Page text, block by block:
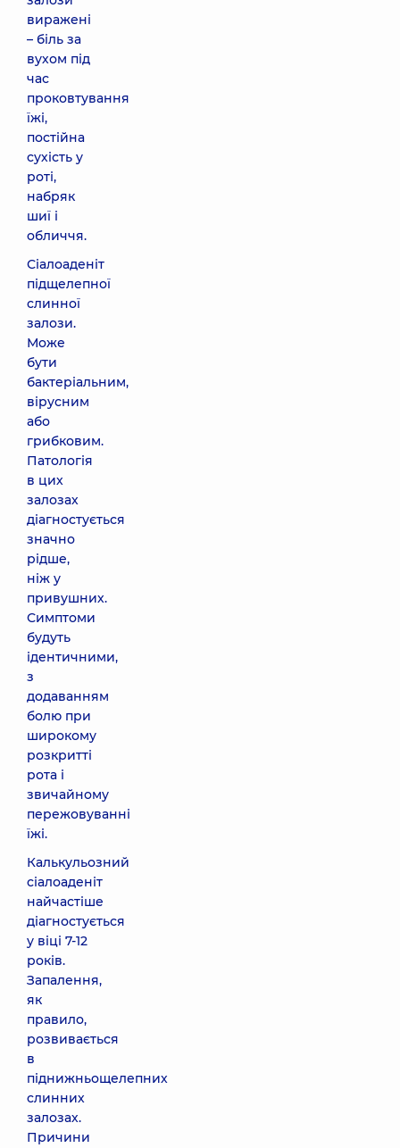
виражені
– біль за
вухом під
час
проковтування
їжі,
постійна
сухість у
роті,
набряк
шиї і
обличчя.
Сіалоаденіт
підщелепної
слинної
залози.
Може
бути
бактеріальним,
вірусним
або
грибковим.
Патологія
в цих
залозах
діагностується
значно
рідше,
ніж у
привушних.
Симптоми
будуть
ідентичними,
з
додаванням
болю при
широкому
розкритті
рота і
звичайному
пережовуванні
їжі.
Калькульозний
сіалоаденіт
найчастіше
діагностується
у віці 7-12
років.
Запалення,
як
правило,
розвивається
в
піднижньощелепних
слинних
залозах.
Причини